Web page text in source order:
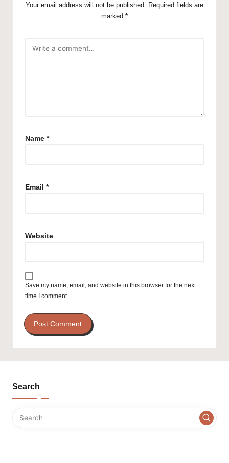
Your email address will not be published.
Required fields are
marked *
Name *
Email *
Website
Save my name, email, and website in this browser for the next
time I comment.
Search